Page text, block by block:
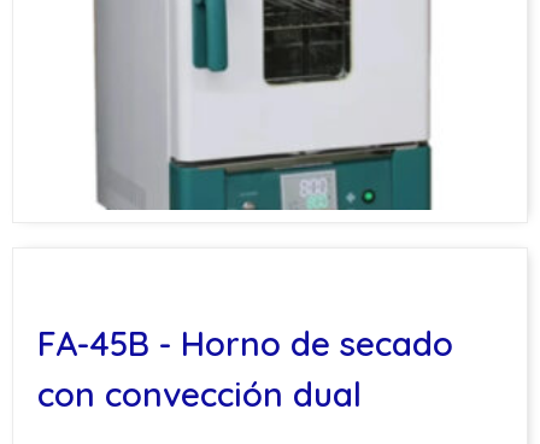
FA-45B - Horno de secado
con convección dual